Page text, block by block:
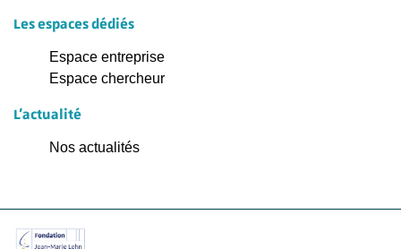
Les espaces dédiés
Espace entreprise
Espace chercheur
L'actualité
Nos actualités